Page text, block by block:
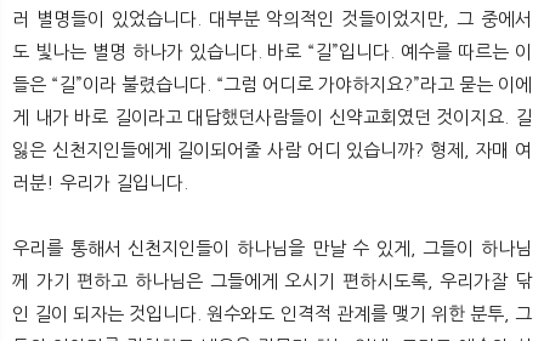
러 별명들이 있었습니다. 대부분 악의적인 것들이었지만, 그 중에서
도 빛나는 별명 하나가 있습니다. 바로 “길”입니다. 예수를 따르는 이
들은 “길”이라 불렸습니다. “그럼 어디로 가야하지요?”라고 묻는 이에
게 내가 바로 길이라고 대답했던사람들이 신약교회였던 것이지요. 길
잃은 신천지인들에게 길이되어줄 사람 어디 있습니까? 형제, 자매 여
러분! 우리가 길입니다.
우리를 통해서 신천지인들이 하나님을 만날 수 있게, 그들이 하나님
께 가기 편하고 하나님은 그들에게 오시기 편하시도록, 우리가잘 닦
인 길이 되자는 것입니다. 원수와도 인격적 관계를 맺기 위한 분투, 그